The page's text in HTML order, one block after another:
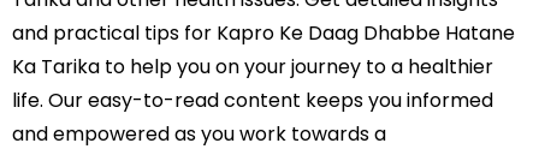
and practical tips for Kapro Ke Daag Dhabbe Hatane
Ka Tarika to help you on your journey to a healthier
life. Our easy-to-read content keeps you informed
and empowered as you work towards a